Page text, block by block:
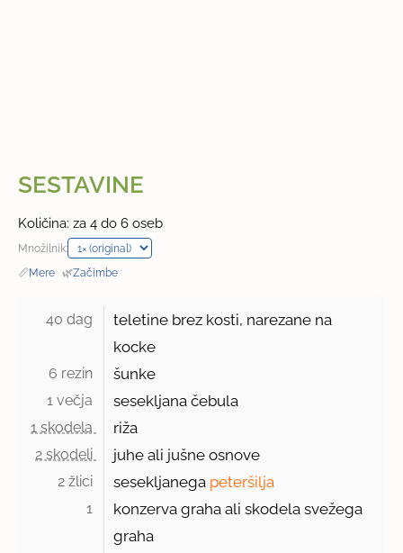
SESTAVINE
Količina: za 4 do 6 oseb
Množilnik:
📏Mere · 🌿Začimbe
40 dag
teletine brez kosti, narezane na
kocke
6 rezin šunke
1 večja sesekljana čebula
1 skodela riža
2 skodeli juhe ali jušne osnove
2 žlici sesekljanega peteršilja
1
konzerva graha ali skodela svežega
graha